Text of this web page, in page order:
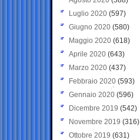
Luglio 2020 (597)
Giugno 2020 (580)
Maggio 2020 (618)
Aprile 2020 (643)
Marzo 2020 (437)
Febbraio 2020 (593)
Gennaio 2020 (596)
Dicembre 2019 (542)
Novembre 2019 (316)
Ottobre 2019 (631)